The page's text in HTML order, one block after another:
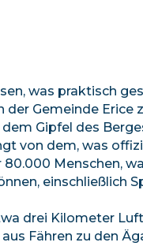
was praktisch
der Gemeinde
Gipfel des
von dem, was
Menschen,
einschließlich
drei Kilometer
Fähren zu den